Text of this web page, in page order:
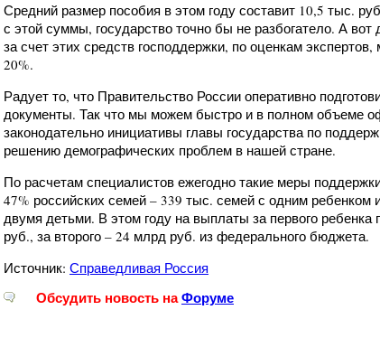
Средний размер пособия в этом году составит 10,5 тыс.
с этой суммы, государство точно бы не разбогатело. А
за счет этих средств господдержки, по оценкам
20%.
Радует то, что Правительство России оперативно
документы. Так что мы можем быстро и в полном объеме
законодательно инициативы главы государства по
решению демографических проблем в нашей стране.
По расчетам специалистов ежегодно такие меры
47% российских семей – 339 тыс. семей с одним ребенком
двумя детьми. В этом году на выплаты за первого ребенка
руб., за второго – 24 млрд руб. из федерального бюджета.
Источник: Справедливая Россия
Обсудить новость наФоруме